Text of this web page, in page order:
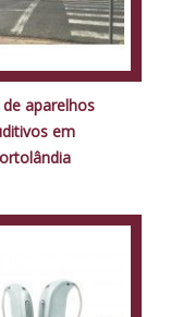
aparelhos
em